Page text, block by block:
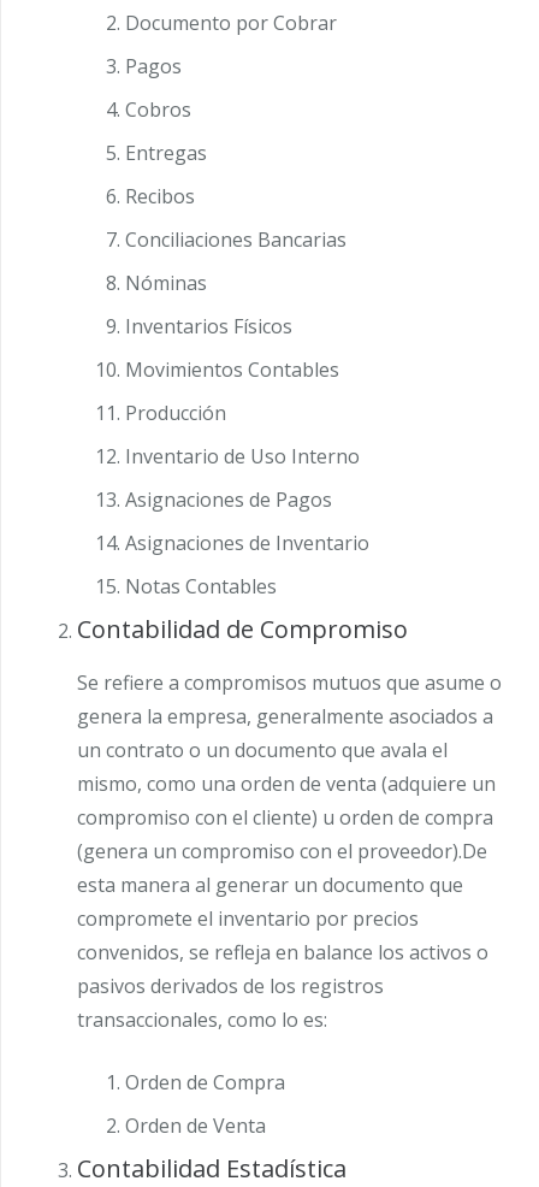
Documento por Cobrar
Pagos
Cobros
Entregas
Recibos
Conciliaciones Bancarias
Nóminas
Inventarios Físicos
Movimientos Contables
Producción
Inventario de Uso Interno
Asignaciones de Pagos
Asignaciones de Inventario
Notas Contables
Contabilidad de Compromiso
Se refiere a compromisos mutuos que asume o
genera la empresa, generalmente asociados a
un contrato o un documento que avala el
mismo, como una orden de venta (adquiere un
compromiso con el cliente) u orden de compra
(genera un compromiso con el proveedor).De
esta manera al generar un documento que
compromete el inventario por precios
convenidos, se refleja en balance los activos o
pasivos derivados de los registros
transaccionales, como lo es:
Orden de Compra
Orden de Venta
Contabilidad Estadística